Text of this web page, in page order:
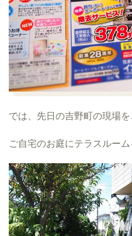
では、先日の吉野町の現場を
ご自宅のお庭にテラスルーム